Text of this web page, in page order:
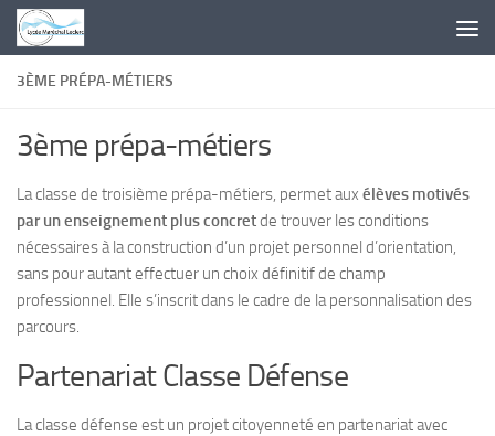
Skip to content
3ÈME PRÉPA-MÉTIERS
3ème prépa-métiers
La classe de troisième prépa-métiers, permet aux élèves motivés
par un enseignement plus concretde trouver les conditions
nécessaires à la construction d’un projet personnel d’orientation,
sans pour autant effectuer un choix définitif de champ
professionnel. Elle s’inscrit dans le cadre de la personnalisation des
parcours.
Partenariat Classe Défense
La classe défense est un projet citoyenneté en partenariat avec